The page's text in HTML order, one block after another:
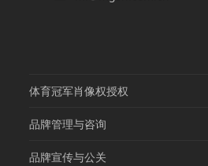
体育冠军肖像权授权
品牌管理与咨询
品牌宣传与公关